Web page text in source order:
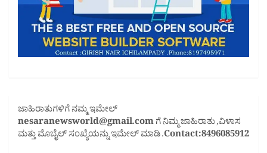
ಜಾಹಿರಾತುಗಳಿಗೆ ನಮ್ಮ ಇಮೇಲ್
nesaranewsworld@gmail.comಗೆ ನಿಮ್ಮ ಜಾಹಿರಾತು ,ವಿಳಾಸ
ಮತ್ತು ಮೊಬೈಲ್ ಸಂಖ್ಯೆಯನ್ನು ಇಮೇಲ್ ಮಾಡಿ .Contact:8496085912